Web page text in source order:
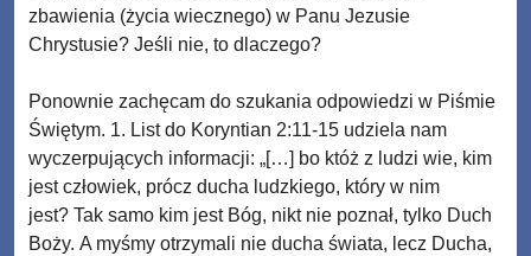
zbawienia (życia wiecznego) w Panu Jezusie
Chrystusie? Jeśli nie, to dlaczego?
Ponownie zachęcam do szukania odpowiedzi w Piśmie
Świętym. 1. List do Koryntian 2:11-15 udziela nam
wyczerpujących informacji: „[…] bo któż z ludzi wie, kim
jest człowiek, prócz ducha ludzkiego, który w nim
jest? Tak samo kim jest Bóg, nikt nie poznał, tylko Duch
Boży. A myśmy otrzymali nie ducha świata, lecz Ducha,